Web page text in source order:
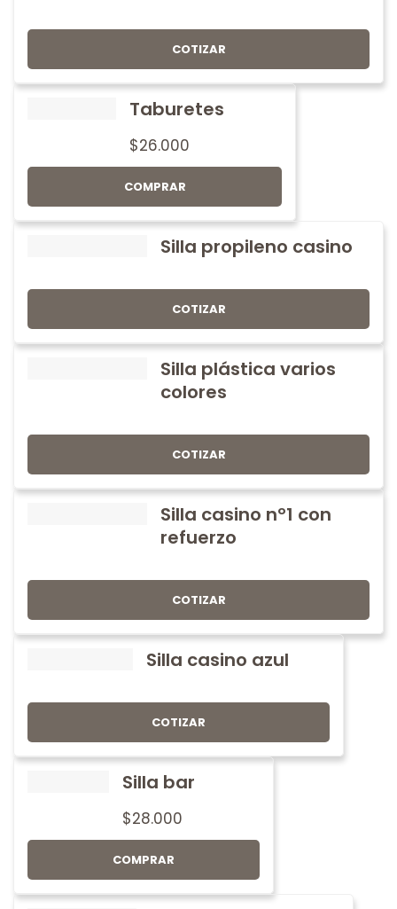
COTIZAR
Taburetes
$26.000
COMPRAR
Silla propileno casino
COTIZAR
Silla plástica varios
colores
COTIZAR
Silla casino nº1 con
refuerzo
COTIZAR
Silla casino azul
COTIZAR
Silla bar
$28.000
COMPRAR